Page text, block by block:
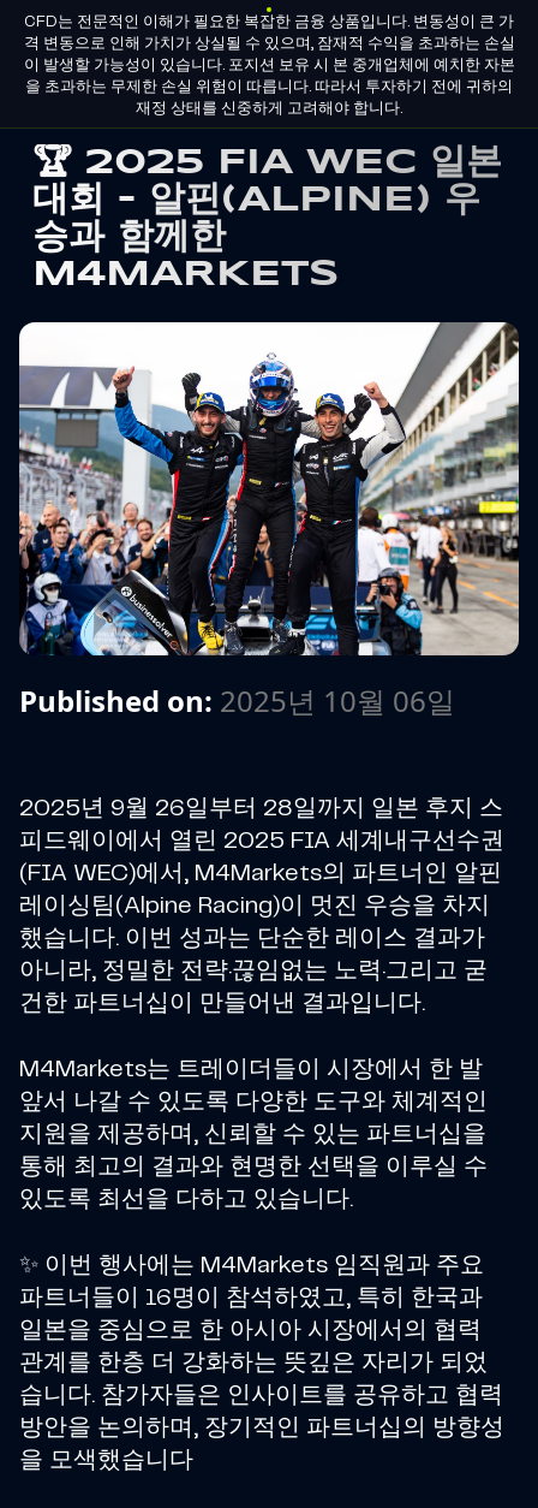
그룹 라이선스 KO 파트너 되기
CFD는 전문적인 이해가 필요한 복잡한 금융 상품입니다. 변동성이 큰 가
격 변동으로 인해 가치가 상실될 수 있으며, 잠재적 수익을 초과하는 손실
이 발생할 가능성이 있습니다. 포지션 보유 시 본 중개업체에 예치한 자본
을 초과하는 무제한 손실 위험이 따릅니다. 따라서 투자하기 전에 귀하의
재정 상태를 신중하게 고려해야 합니다.
M4Markets
-
CFD
Trading
Regulated
Broker
🏆 2025 FIA WEC 일본
대회 – 알핀(ALPINE) 우
승과 함께한
M4MARKETS
Published on: 2025년 10월 06일
2025년 9월 26일부터 28일까지 일본 후지 스
피드웨이에서 열린 2025 FIA 세계내구선수권
(FIA WEC)에서, M4Markets의 파트너인 알핀
레이싱팀(Alpine Racing)이 멋진 우승을 차지
했습니다. 이번 성과는 단순한 레이스 결과가
아니라, 정밀한 전략·끊임없는 노력·그리고 굳
건한 파트너십이 만들어낸 결과입니다.
M4Markets는 트레이더들이 시장에서 한 발
앞서 나갈 수 있도록 다양한 도구와 체계적인
지원을 제공하며, 신뢰할 수 있는 파트너십을
통해 최고의 결과와 현명한 선택을 이루실 수
있도록 최선을 다하고 있습니다.
✨ 이번 행사에는 M4Markets 임직원과 주요
파트너들이 16명이 참석하였고, 특히 한국과
일본을 중심으로 한 아시아 시장에서의 협력
관계를 한층 더 강화하는 뜻깊은 자리가 되었
습니다. 참가자들은 인사이트를 공유하고 협력
방안을 논의하며, 장기적인 파트너십의 방향성
을 모색했습니다